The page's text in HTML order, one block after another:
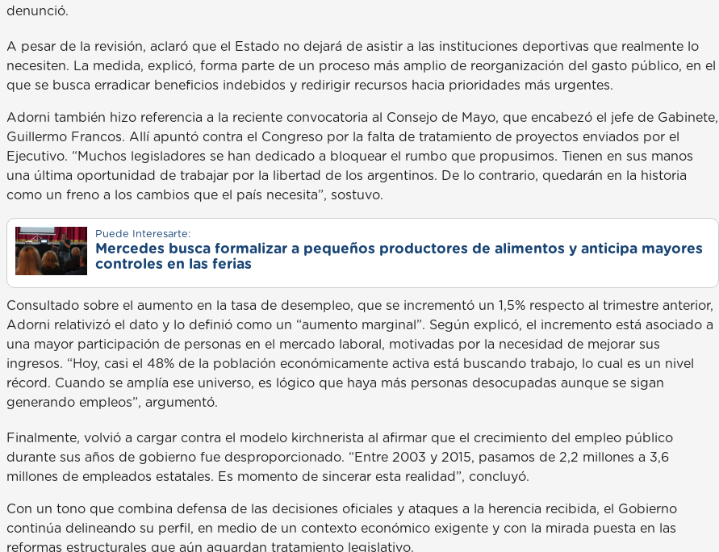
denunció.
A pesar de la revisión, aclaró que el Estado no dejará de asistir a las instituciones deportivas que realmente lo
necesiten. La medida, explicó, forma parte de un proceso más amplio de reorganización del gasto público, en el
que se busca erradicar beneficios indebidos y redirigir recursos hacia prioridades más urgentes.
Adorni también hizo referencia a la reciente convocatoria al Consejo de Mayo, que encabezó el jefe de Gabinete,
Guillermo Francos. Allí apuntó contra el Congreso por la falta de tratamiento de proyectos enviados por el
Ejecutivo. “Muchos legisladores se han dedicado a bloquear el rumbo que propusimos. Tienen en sus manos
una última oportunidad de trabajar por la libertad de los argentinos. De lo contrario, quedarán en la historia
como un freno a los cambios que el país necesita”, sostuvo.
Puede Interesarte:
Mercedes busca formalizar a pequeños productores de alimentos y anticipa mayores
controles en las ferias
Consultado sobre el aumento en la tasa de desempleo, que se incrementó un 1,5% respecto al trimestre anterior,
Adorni relativizó el dato y lo definió como un “aumento marginal”. Según explicó, el incremento está asociado a
una mayor participación de personas en el mercado laboral, motivadas por la necesidad de mejorar sus
ingresos. “Hoy, casi el 48% de la población económicamente activa está buscando trabajo, lo cual es un nivel
récord. Cuando se amplía ese universo, es lógico que haya más personas desocupadas aunque se sigan
generando empleos”, argumentó.
Finalmente, volvió a cargar contra el modelo kirchnerista al afirmar que el crecimiento del empleo público
durante sus años de gobierno fue desproporcionado. “Entre 2003 y 2015, pasamos de 2,2 millones a 3,6
millones de empleados estatales. Es momento de sincerar esta realidad”, concluyó.
Con un tono que combina defensa de las decisiones oficiales y ataques a la herencia recibida, el Gobierno
continúa delineando su perfil, en medio de un contexto económico exigente y con la mirada puesta en las
reformas estructurales que aún aguardan tratamiento legislativo.